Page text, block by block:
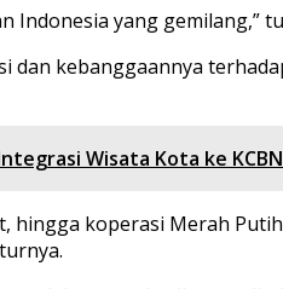
Indonesia yang gemilang,”
dan kebanggaannya
Wisata Kota ke
koperasi Merah